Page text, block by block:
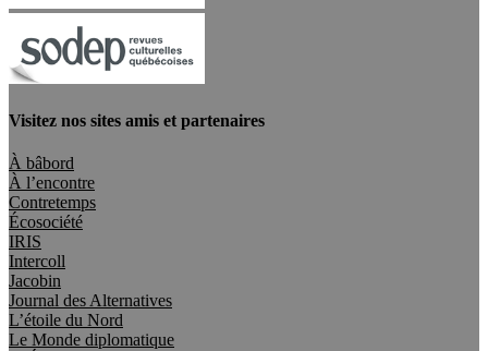
Visitez nos sites amis et partenaires
À bâbord
À l’encontre
Contretemps
Écosociété
IRIS
Intercoll
Jacobin
Journal des Alternatives
L’étoile du Nord
Le Monde diplomatique